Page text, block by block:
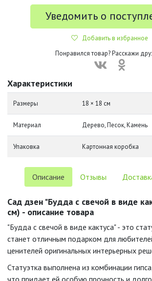
Уведомить о
Добавить в избранное
Понравился товар? Расскажи
Характеристики
Размеры 18 × 18 см
Материал Дерево, Песок, Камень
Упаковка Картонная коробка
Описание Отзывы
Сад дзен "Будда с свечой в виде
см) - описание товара
"Будда с свечой в виде кактуса" - это
станет отличным подарком для
ценителей оригинальных интерьерных
Статуэтка выполнена из комбинации
что придает ей особую прочность и